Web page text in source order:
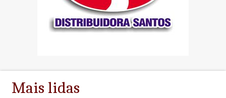
Mais lidas